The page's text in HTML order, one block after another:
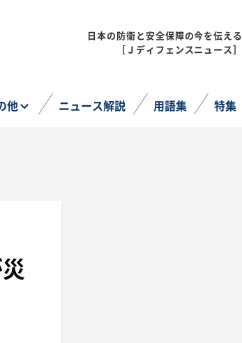
日本の防衛と安全保障の今を伝える
［Ｊディフェンスニュース］
他 ニュース解説 用語集 特集